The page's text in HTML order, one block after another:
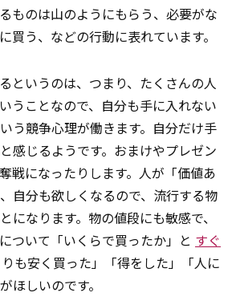
ものは山のようにもらう、必要がな
買う、などの行動に表れています。
というのは、つまり、たくさんの人
うことなので、自分も手に入れない
う競争心理が働きます。自分だけ手
感じるようです。おまけやプレゼン
戦になったりします。人が「価値あ
自分も欲しくなるので、流行する物
になります。物の値段にも敏感で、
ついて「いくらで買ったか」と すぐ
も安く買った」「得をした」「人に
ほしいのです。